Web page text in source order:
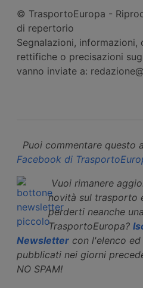
© TrasportoEuropa -
di repertorio
Segnalazioni, informazioni,
rettifiche o precisazioni
vanno inviate a:
Puoi commentare questo
Facebook di
Vuoi rimanere
novità sul trasporto
perderti neanche
TrasportoEuropa?
Newsletter con l'elenco
pubblicati nei giorni
NO SPAM!